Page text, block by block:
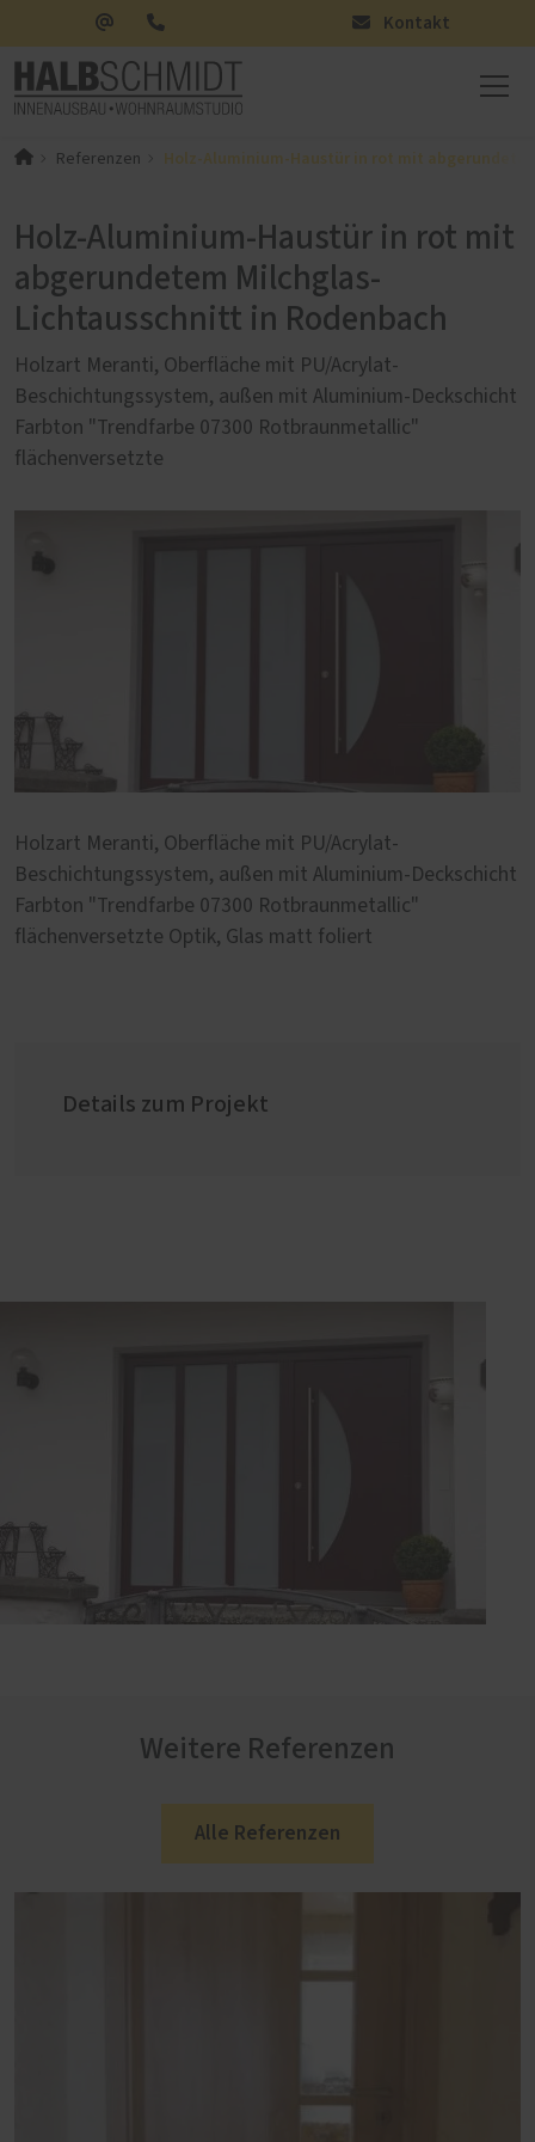
Kontakt
Referenzen Holz-Aluminium-Haustür in rot mit
Holz-Aluminium-Haustür in rot mit
abgerundetem Milchglas-
Lichtausschnitt in Rodenbach
Holzart Meranti, Oberfläche mit PU/Acrylat-
Beschichtungssystem, außen mit Aluminium-Deckschicht
Farbton "Trendfarbe 07300 Rotbraunmetallic"
flächenversetzte
Holzart Meranti, Oberfläche mit PU/Acrylat-
Beschichtungssystem, außen mit Aluminium-Deckschicht
Farbton "Trendfarbe 07300 Rotbraunmetallic"
flächenversetzte Optik, Glas matt foliert
Details zum Projekt
Weitere Referenzen
Alle Referenzen